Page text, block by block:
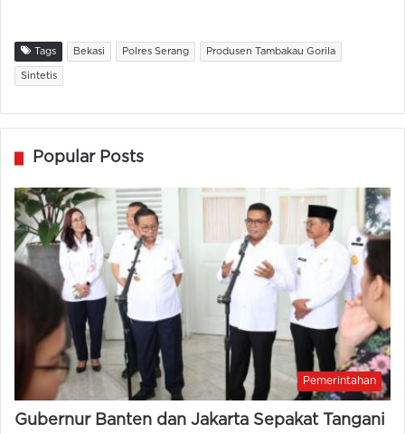
Tags Bekasi Polres Serang Produsen Tambakau Gorila
Sintetis
Popular Posts
Pemerintahan
Gubernur Banten dan Jakarta Sepakat Tangani